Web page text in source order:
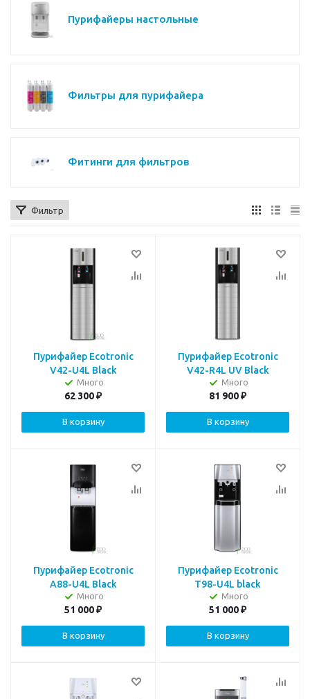
Пурифайеры настольные
Фильтры для пурифайера
Фитинги для фильтров
Фильтр
Пурифайер Ecotronic
V42-U4L Black
Много
62 300₽
В корзину
Пурифайер Ecotronic
V42-R4L UV Black
Много
81 900₽
В корзину
Пурифайер Ecotronic
A88-U4L Black
Много
51 000₽
В корзину
Пурифайер Ecotronic
T98-U4L black
Много
51 000₽
В корзину